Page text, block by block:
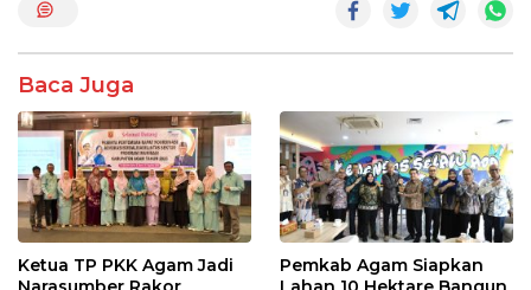
o
k
p
Baca Juga
Ketua TP PKK Agam Jadi
Pemkab Agam Siapkan